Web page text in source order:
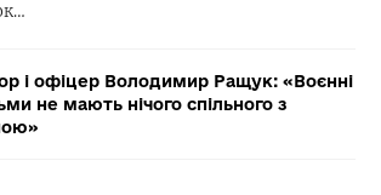
і офіцер Володимир Ращук: «Воєнні
не мають нічого спільного з